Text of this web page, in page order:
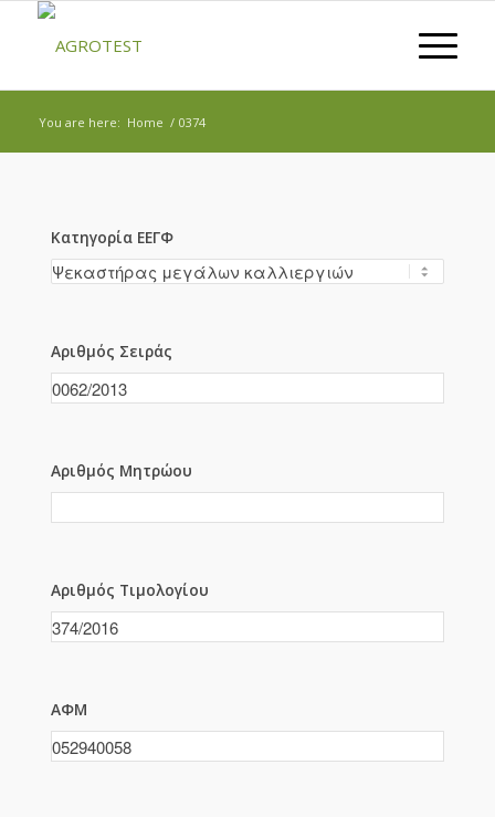
You are here: Home / 0374
Κατηγορία ΕΕΓΦ
Αριθμός Σειράς
Αριθμός Μητρώου
Αριθμός Τιμολογίου
ΑΦΜ